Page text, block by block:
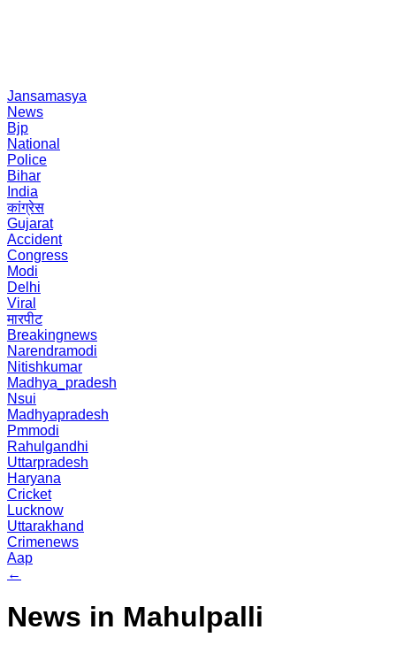
Jansamasya
News
Bjp
National
Police
Bihar
India
कांग्रेस
Gujarat
Accident
Congress
Modi
Delhi
Viral
मारपीट
Breakingnews
Narendramodi
Nitishkumar
Madhya_pradesh
Nsui
Madhyapradesh
Pmmodi
Rahulgandhi
Uttarpradesh
Haryana
Cricket
Lucknow
Uttarakhand
Crimenews
Aap
←
News in Mahulpalli